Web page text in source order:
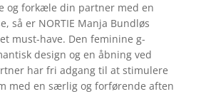
og forkæle din partner med en
så er NORTIE Manja Bundløs
must-have. Den feminine g-
design og en åbning ved
har fri adgang til at stimulere
med en særlig og forførende aften